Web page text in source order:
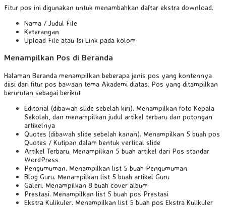
Fitur pos ini digunakan untuk menambahkan daftar ekstra download.
Nama / Judul File
Keterangan
Upload File atau Isi Link pada kolom
Menampilkan Pos di Beranda
Halaman Beranda menampilkan beberapa jenis pos yang kontennya
diisi dari fitur pos bawaan tema Akademi diatas. Pos yang ditampilkan
berurutan sebagai berikut
Editorial (dibawah slide sebelah kiri). Menampilkan foto Kepala
Sekolah, dan menampilkan judul artikel terbaru dan potongan
artikelnya
Quotes (dibawah slide sebelah kanan). Menampilkan 5 buah pos
Quotes / Kutipan dalam bentuk vertical slide
Artikel Terbaru. Menampilkan 5 buah artikel dari Pos standar
WordPress
Pengumuman. Menampilkan list 5 buah Pengumuman
Blog Guru. Menampilkan list 5 buah artikel Guru
Galeri. Menampilkan 8 buah cover album
Prestasi. Menampilkan list 5 buah pos Prestasi
Ekstra Kulikuler. Menampilkan list 5 buah pos Ekstra Kulikuler